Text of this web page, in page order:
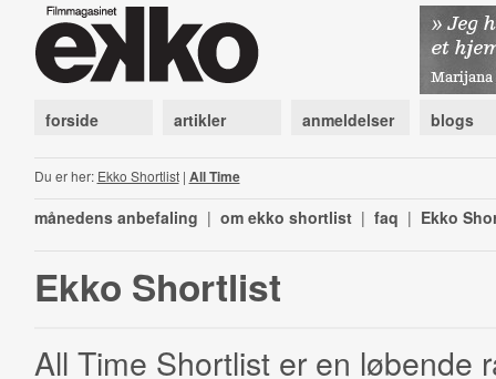
forside artikler anmeldelser blogs
Du er her: Ekko Shortlist| All Time
månedens anbefaling | om ekko shortlist | faq | Ekko
Ekko Shortlist
All Time Shortlist er en løbende